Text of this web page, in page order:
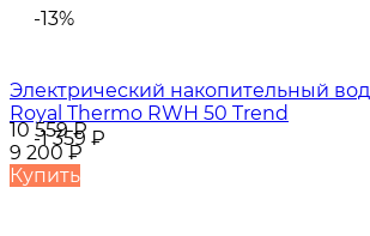
-13%
-1 359 ₽
Электрический накопительный
Royal Thermo RWH 50 Trend
10 559₽
9 200₽
Купить